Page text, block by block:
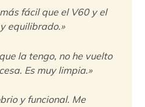
fácil que el V60 y el
equilibrado.»
la tengo, no he vuelto
Es muy limpia.»
y funcional. Me